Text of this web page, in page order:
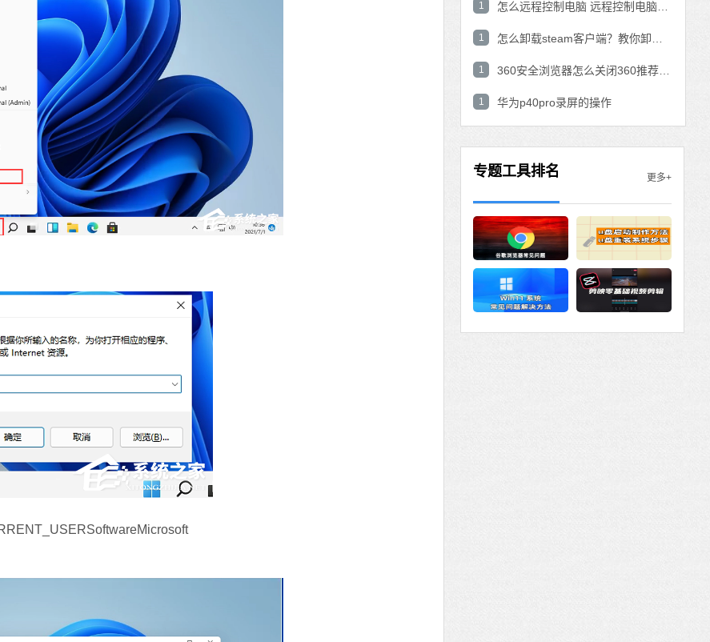
1
1
1
1 华为p40pro录屏的操作
专题工具排名 更多+